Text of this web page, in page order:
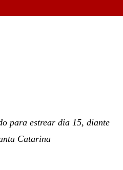
para estrear dia 15, diante
Catarina